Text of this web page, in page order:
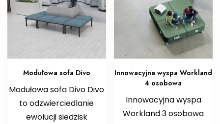
Modułowa sofa Divo
Modułowa sofa Divo Divo
to odzwierciedlanie
ewolucji siedzisk
Innowacyjna wyspa Workland
4 osobowa
Innowacyjna wyspa
Workland 3 osobowa